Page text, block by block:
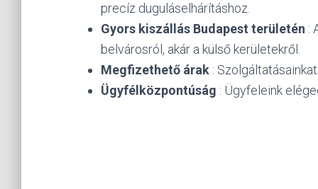
precíz duguláselhárításhoz.
Gyors kiszállás Budapest területén :
belvárosról, akár a külső kerületekről.
Megfizethető árak :
Ügyfélközpontúság : Ügyfeleink